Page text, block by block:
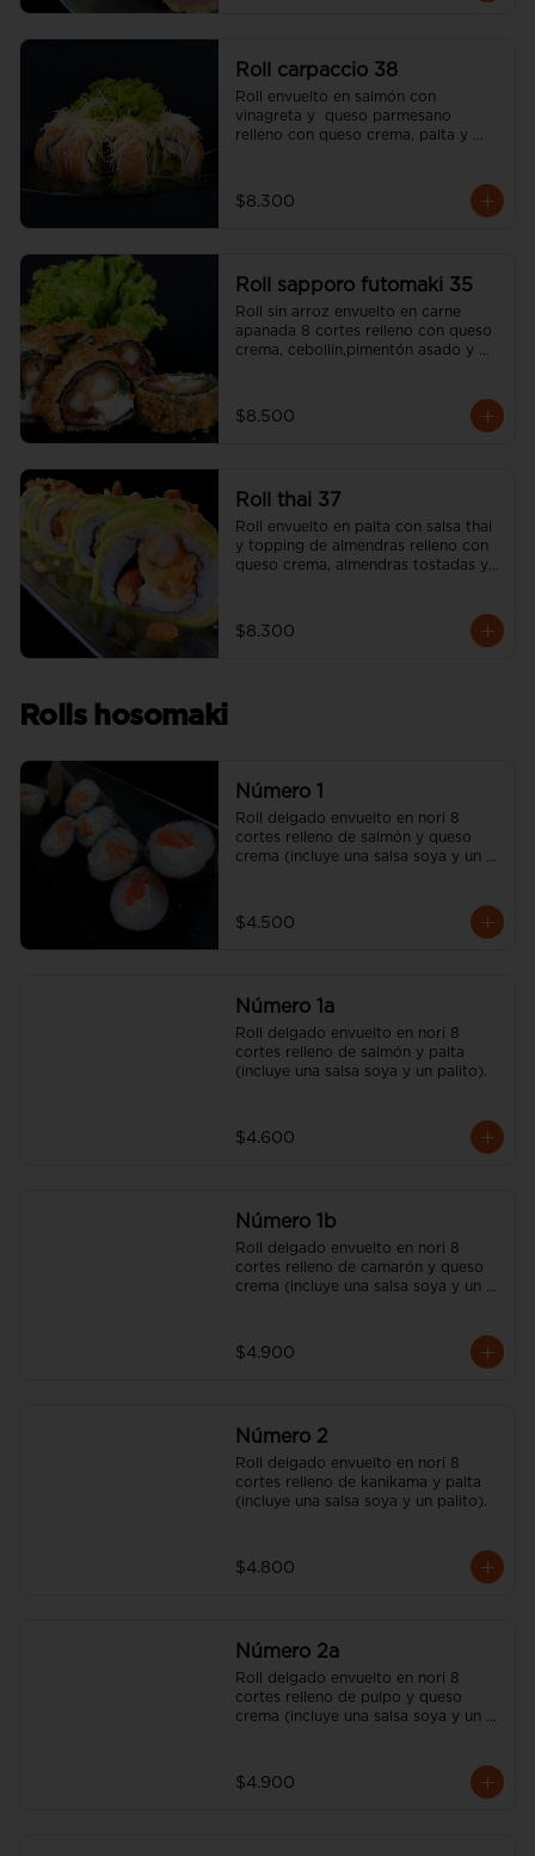
Roll carpaccio 38
Roll envuelto en salmón con
vinagreta y  queso parmesano
relleno con queso crema, palta y
$8.300
Roll sapporo futomaki 35
Roll sin arroz envuelto en carne
apanada 8 cortes relleno con queso
crema, cebollín,pimentón asado y
$8.500
Roll thai 37
Roll envuelto en palta con salsa thai
y topping de almendras relleno con
queso crema, almendras tostadas y
$8.300
Rolls hosomaki
Número 1
Roll delgado envuelto en nori 8
cortes relleno de salmón y queso
crema (incluye una salsa soya y un
$4.500
Número 1a
Roll delgado envuelto en nori 8
cortes relleno de salmón y palta
(incluye una salsa soya y un palito).
$4.600
Número 1b
Roll delgado envuelto en nori 8
cortes relleno de camarón y queso
crema (incluye una salsa soya y un
$4.900
Número 2
Roll delgado envuelto en nori 8
cortes relleno de kanikama y palta
(incluye una salsa soya y un palito).
$4.800
Número 2a
Roll delgado envuelto en nori 8
cortes relleno de pulpo y queso
crema (incluye una salsa soya y un
$4.900